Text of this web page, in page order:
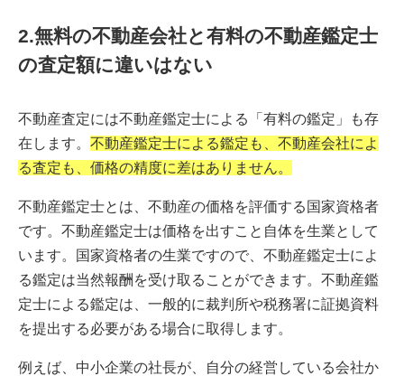
2.無料の不動産会社と有料の不動産鑑定士
の査定額に違いはない
不動産査定には不動産鑑定士による「有料の鑑定」も存
在します。 不動産鑑定士による鑑定も、不動産会社によ
る査定も、価格の精度に差はありません。
不動産鑑定士とは、不動産の価格を評価する国家資格者
です。不動産鑑定士は価格を出すこと自体を生業として
います。国家資格者の生業ですので、不動産鑑定士によ
る鑑定は当然報酬を受け取ることができます。不動産鑑
定士による鑑定は、一般的に裁判所や税務署に証拠資料
を提出する必要がある場合に取得します。
例えば、中小企業の社長が、自分の経営している会社か